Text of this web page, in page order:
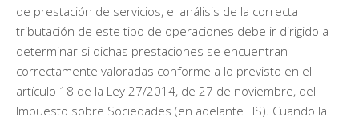
de prestación de servicios, el análisis de la correcta
tributación de este tipo de operaciones debe ir dirigido a
determinar si dichas prestaciones se encuentran
correctamente valoradas conforme a lo previsto en el
artículo 18 de la Ley 27/2014, de 27 de noviembre, del
Impuesto sobre Sociedades (en adelante LIS). Cuando la